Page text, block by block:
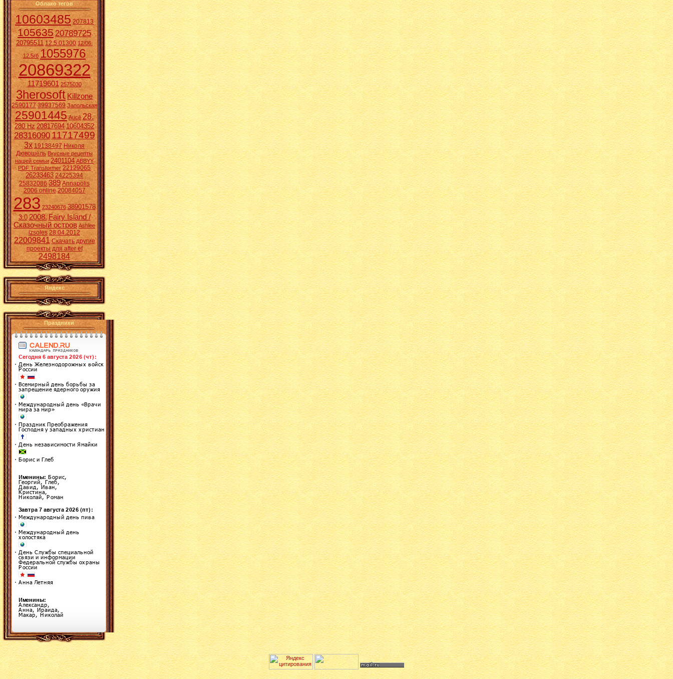
Облако тегов
10603485 207813
10563520789725
20795511 12.5.01300 12/06.
12.5гб 1055976
20869322
11719601 2575030
3herosoft Killzone
2590177 39937569 Запольская
25901445 Aucē 28.
280 Hz 20817694 10604352
2831609011717499
3x 19138497 Николя
Дювошель Вкусные рецепты
нашей семьи 2401104 ABBYY
PDF Transformer 22129065
26233463 24225394
25832086 389 Annapolis
2006 online 20084057
283 23240676 38901578
3:0 2008. Fairy Island /
Сказочный остров Ashlee
izsoles 28.04.2012
22009841 Скачать другие
проекты для after ef
2498184
Яндекс
Праздники